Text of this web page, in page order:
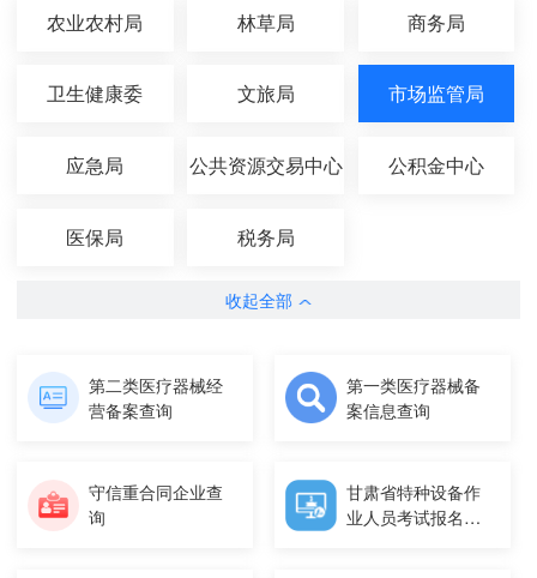
农业农村局 林草局 商务局
卫生健康委 文旅局 市场监管局
应急局 公共资源交易中心 公积金中心
医保局 税务局
收起全部
第二类医疗器械经
营备案查询
第一类医疗器械备
案信息查询
守信重合同企业查
询
甘肃省特种设备作
业人员考试报名平